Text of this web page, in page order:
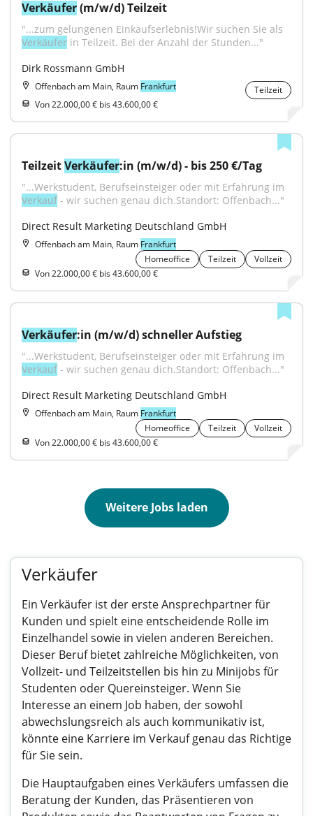
Verkäufer (m/w/d) Teilzeit
Verkäufer in Teilzeit. Bei der Anzahl der Stunden..."
Dirk Rossmann GmbH
Offenbach am Main, Raum Frankfurt
Teilzeit
Von 22.000,00 € bis 43.600,00 €
Teilzeit Verkäufer:in (m/w/d) - bis 250 €/Tag
Verkauf - wir suchen genau dich.Standort: Offenbach..."
Direct Result Marketing Deutschland GmbH
Offenbach am Main, Raum Frankfurt
Homeoffice
Teilzeit
Vollzeit
Von 22.000,00 € bis 43.600,00 €
Verkäufer:in (m/w/d) schneller Aufstieg
Verkauf - wir suchen genau dich.Standort: Offenbach..."
Direct Result Marketing Deutschland GmbH
Offenbach am Main, Raum Frankfurt
Homeoffice
Teilzeit
Vollzeit
Von 22.000,00 € bis 43.600,00 €
Weitere Jobs laden
Verkäufer
Ein Verkäufer ist der erste Ansprechpartner für
Kunden und spielt eine entscheidende Rolle im
Einzelhandel sowie in vielen anderen Bereichen.
Dieser Beruf bietet zahlreiche Möglichkeiten, von
Vollzeit- und Teilzeitstellen bis hin zu Minijobs für
Studenten oder Quereinsteiger. Wenn Sie
Interesse an einem Job haben, der sowohl
abwechslungsreich als auch kommunikativ ist,
könnte eine Karriere im Verkauf genau das Richtige
für Sie sein.
Die Hauptaufgaben eines Verkäufers umfassen die
Beratung der Kunden, das Präsentieren von